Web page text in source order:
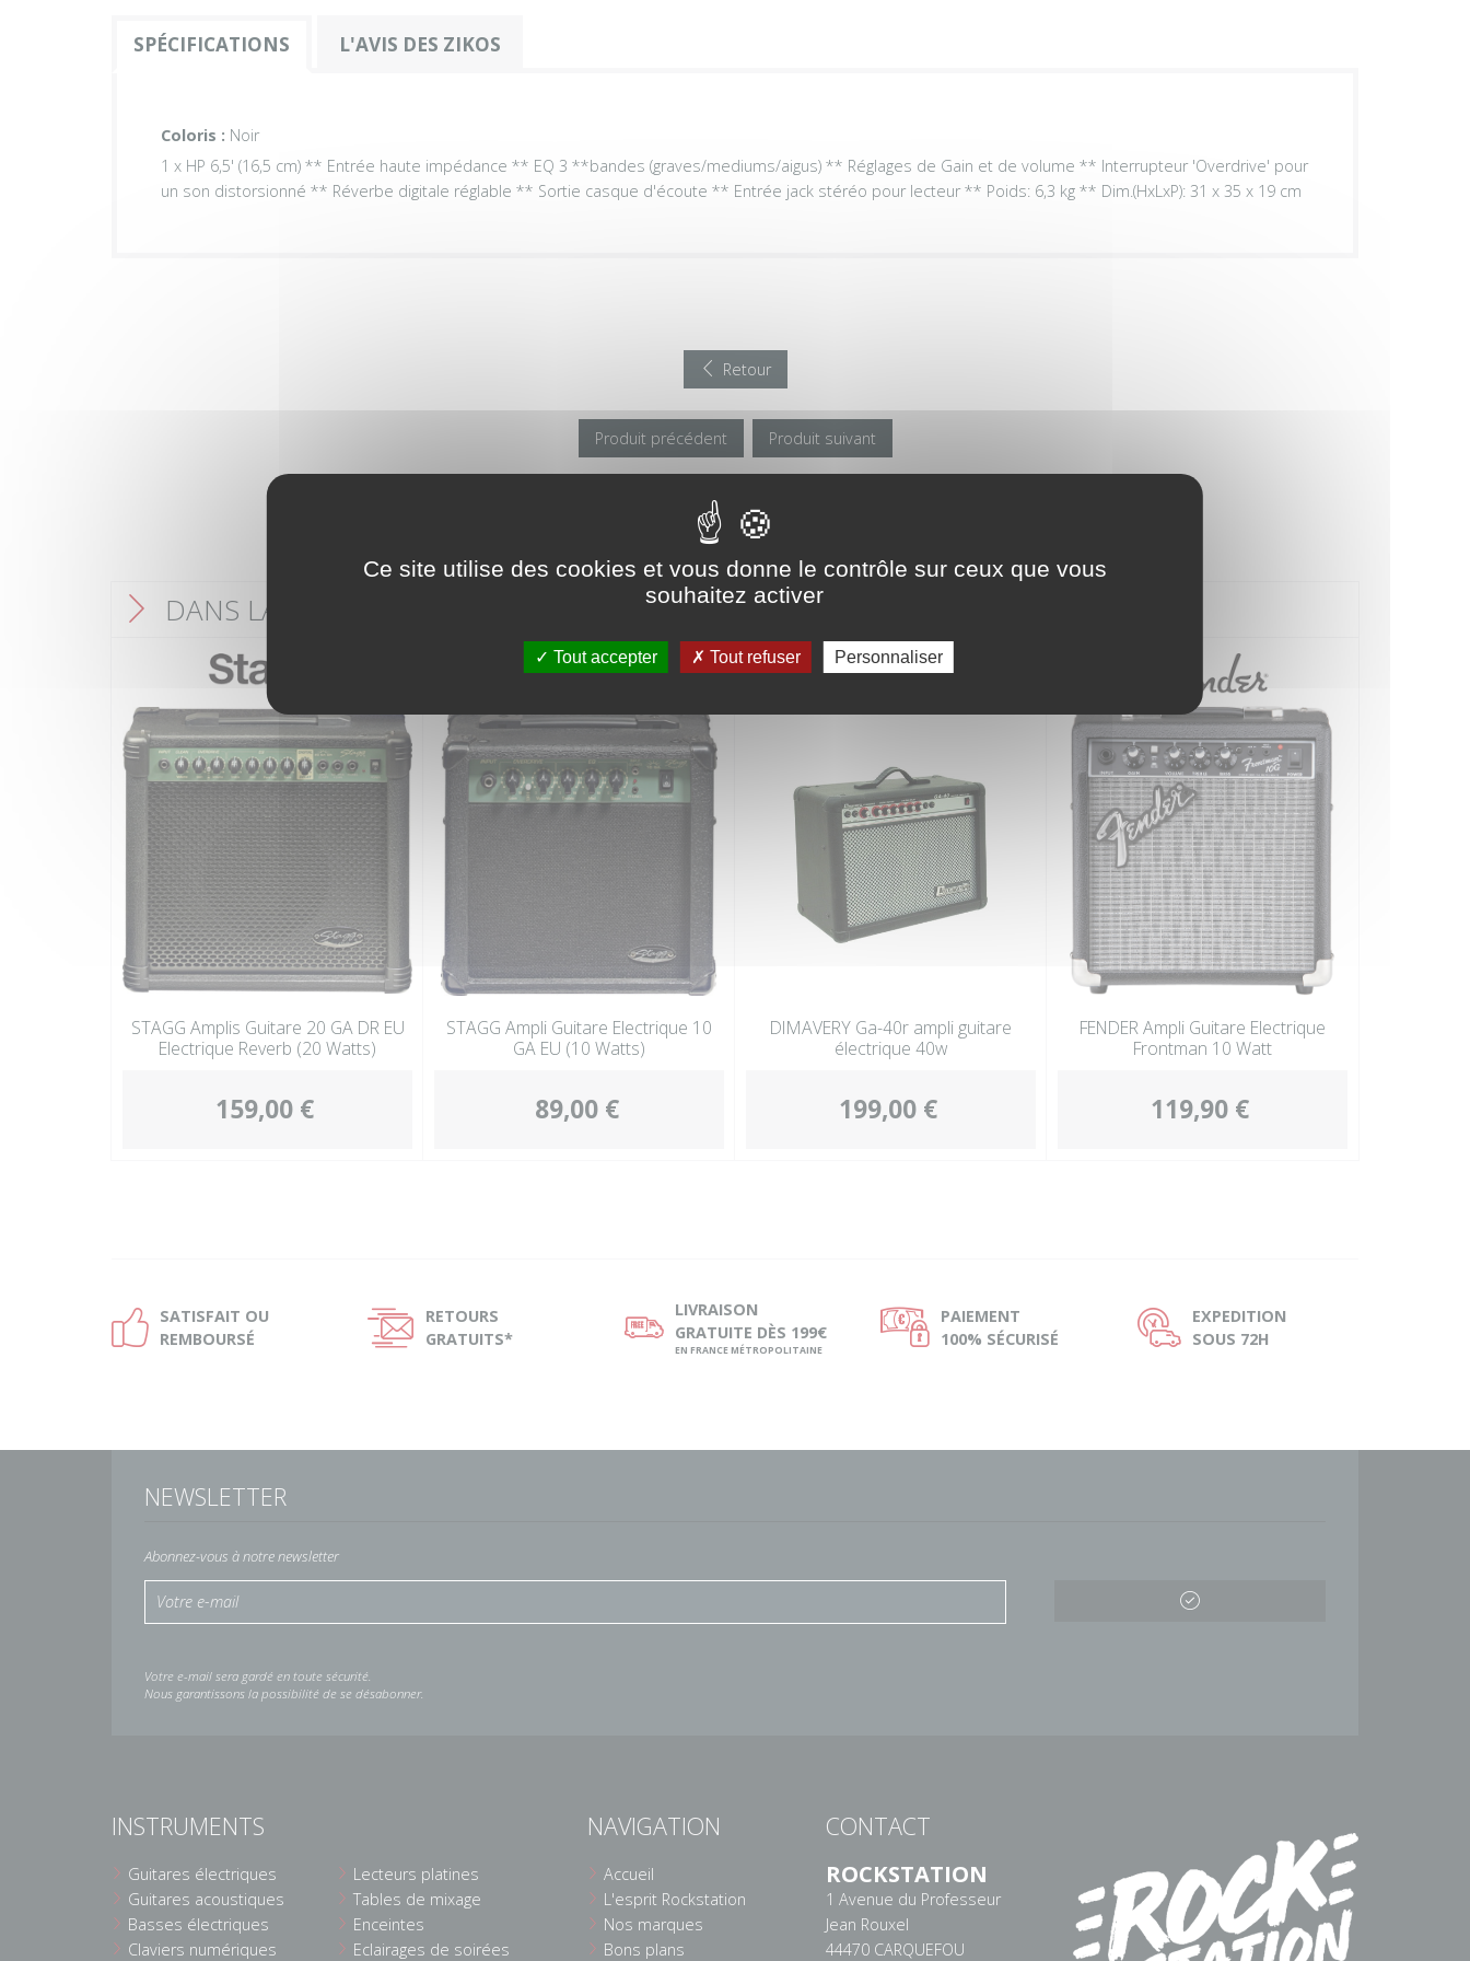
SPÉCIFICATIONS L'AVIS DES ZIKOS
Coloris : Noir
1 x HP 6,5' (16,5 cm) ** Entrée haute impédance ** EQ 3 **bandes (graves/mediums/aigus) ** Réglages de Gain et de volume ** Interrupteur 'Overdrive' pour
un son distorsionné ** Réverbe digitale réglable ** Sortie casque d'écoute ** Entrée jack stéréo pour lecteur ** Poids: 6,3 kg ** Dim.(HxLxP): 31 x 35 x 19 cm
Retour
Produit précédent Produit suivant
F DANS LA MÊME CATÉGORIE
STAGG Amplis Guitare 20 GA DR EU
Electrique Reverb (20 Watts)
159,00 €
STAGG Ampli Guitare Electrique 10
GA EU (10 Watts)
89,00 €
DIMAVERY Ga-40r ampli guitare
électrique 40w
199,00 €
FENDER Ampli Guitare Electrique
Frontman 10 Watt
119,90 €
Ð SATISFAIT OU
REMBOURSÉ
Ñ
RETOURS
GRATUITS*
ø LIVRAISON
GRATUITE DÈS 199€
EN FRANCE MÉTROPOLITAINE
Ø PAIEMENT
100% SÉCURISÉ
Ù
EXPEDITION
SOUS 72H
NEWSLETTER
Abonnez-vous à notre newsletter
Votre e-mail sera gardé en toute sécurité.
Nous garantissons la possibilité de se désabonner.
INSTRUMENTS
Guitares électriques
Guitares acoustiques
Basses électriques
Claviers numériques
Lecteurs platines
Tables de mixage
Enceintes
Eclairages de soirées
NAVIGATION
Accueil
L'esprit Rockstation
Nos marques
Bons plans
CONTACT
ROCKSTATION
1 Avenue du Professeur
Jean Rouxel
44470 CARQUEFOU
Ce site utilise des cookies et vous donne le contrôle sur ceux que vous
souhaitez activer
Tout accepter Tout refuser Personnaliser